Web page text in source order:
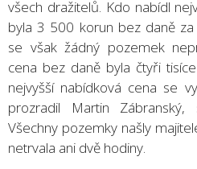
všech dražitelů. Kdo nabídl
byla 3 500 korun bez daně
se však žádný pozemek
cena bez daně byla čtyři
nejvyšší nabídková cena se
prozradil Martin Zábranský,
Všechny pozemky našly
netrvala ani dvě hodiny.